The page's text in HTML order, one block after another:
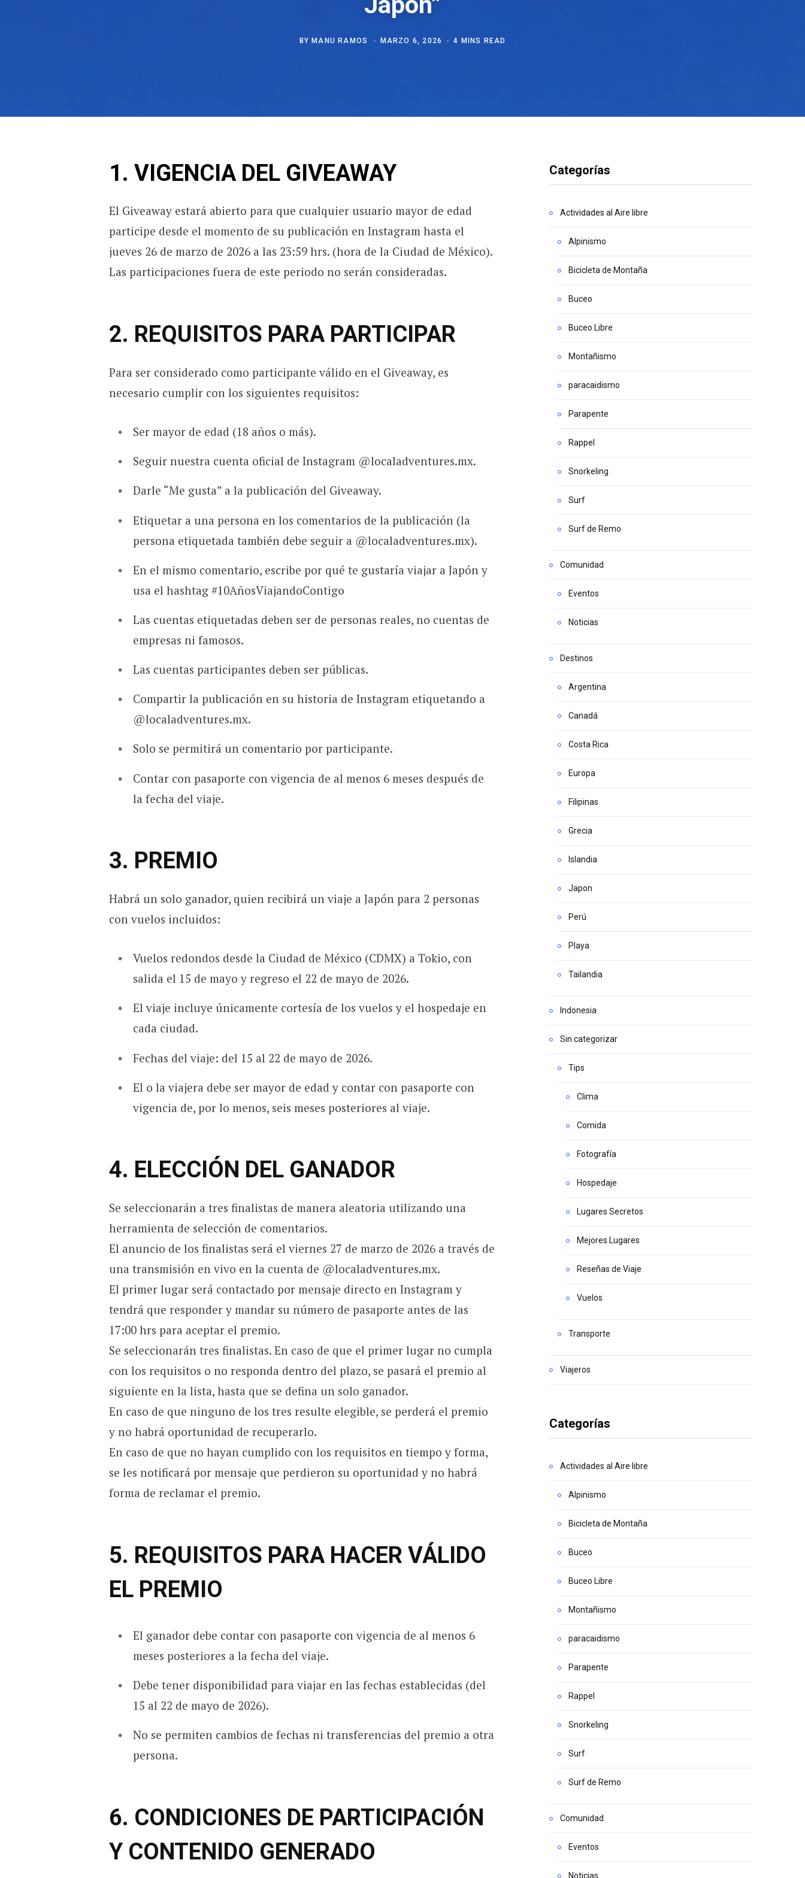
BY MANU RAMOS MARZO 6, 2026 4 MINS READ
1. VIGENCIA DEL GIVEAWAY
El Giveaway estará abierto para que cualquier usuario mayor de edad
participe desde el momento de su publicación en Instagram hasta el
jueves 26 de marzo de 2026 a las 23:59 hrs. (hora de la Ciudad de México).
Las participaciones fuera de este periodo no serán consideradas.
2. REQUISITOS PARA PARTICIPAR
Para ser considerado como participante válido en el Giveaway, es
necesario cumplir con los siguientes requisitos:
Ser mayor de edad (18 años o más).
Seguir nuestra cuenta oficial de Instagram @localadventures.mx.
Darle “Me gusta” a la publicación del Giveaway.
Etiquetar a una persona en los comentarios de la publicación (la
persona etiquetada también debe seguir a @localadventures.mx).
En el mismo comentario, escribe por qué te gustaría viajar a Japón y
usa el hashtag #10AñosViajandoContigo
Las cuentas etiquetadas deben ser de personas reales, no cuentas de
empresas ni famosos.
Las cuentas participantes deben ser públicas.
Compartir la publicación en su historia de Instagram etiquetando a
@localadventures.mx.
Solo se permitirá un comentario por participante.
Contar con pasaporte con vigencia de al menos 6 meses después de
la fecha del viaje.
3. PREMIO
Habrá un solo ganador, quien recibirá un viaje a Japón para 2 personas
con vuelos incluidos:
Vuelos redondos desde la Ciudad de México (CDMX) a Tokio, con
salida el 15 de mayo y regreso el 22 de mayo de 2026.
El viaje incluye únicamente cortesía de los vuelos y el hospedaje en
cada ciudad.
Fechas del viaje: del 15 al 22 de mayo de 2026.
El o la viajera debe ser mayor de edad y contar con pasaporte con
vigencia de, por lo menos, seis meses posteriores al viaje.
4. ELECCIÓN DEL GANADOR
Se seleccionarán a tres finalistas de manera aleatoria utilizando una
herramienta de selección de comentarios.
El anuncio de los finalistas será el viernes 27 de marzo de 2026 a través de
una transmisión en vivo en la cuenta de @localadventures.mx.
El primer lugar será contactado por mensaje directo en Instagram y
tendrá que responder y mandar su número de pasaporte antes de las
17:00 hrs para aceptar el premio.
Se seleccionarán tres finalistas. En caso de que el primer lugar no cumpla
con los requisitos o no responda dentro del plazo, se pasará el premio al
siguiente en la lista, hasta que se defina un solo ganador.
En caso de que ninguno de los tres resulte elegible, se perderá el premio
y no habrá oportunidad de recuperarlo.
En caso de que no hayan cumplido con los requisitos en tiempo y forma,
se les notificará por mensaje que perdieron su oportunidad y no habrá
forma de reclamar el premio.
5. REQUISITOS PARA HACER VÁLIDO
EL PREMIO
El ganador debe contar con pasaporte con vigencia de al menos 6
meses posteriores a la fecha del viaje.
Debe tener disponibilidad para viajar en las fechas establecidas (del
15 al 22 de mayo de 2026).
No se permiten cambios de fechas ni transferencias del premio a otra
persona.
6. CONDICIONES DE PARTICIPACIÓN
Y CONTENIDO GENERADO
Categorías
Actividades al Aire libre
Alpinismo
Bicicleta de Montaña
Buceo
Buceo Libre
Montañismo
paracaidismo
Parapente
Rappel
Snorkeling
Surf
Surf de Remo
Comunidad
Eventos
Noticias
Destinos
Argentina
Canadá
Costa Rica
Europa
Filipinas
Grecia
Islandia
Japon
Perú
Playa
Tailandia
Indonesia
Sin categorizar
Tips
Clima
Comida
Fotografía
Hospedaje
Lugares Secretos
Mejores Lugares
Reseñas de Viaje
Vuelos
Transporte
Viajeros
Categorías
Actividades al Aire libre
Alpinismo
Bicicleta de Montaña
Buceo
Buceo Libre
Montañismo
paracaidismo
Parapente
Rappel
Snorkeling
Surf
Surf de Remo
Comunidad
Eventos
Noticias